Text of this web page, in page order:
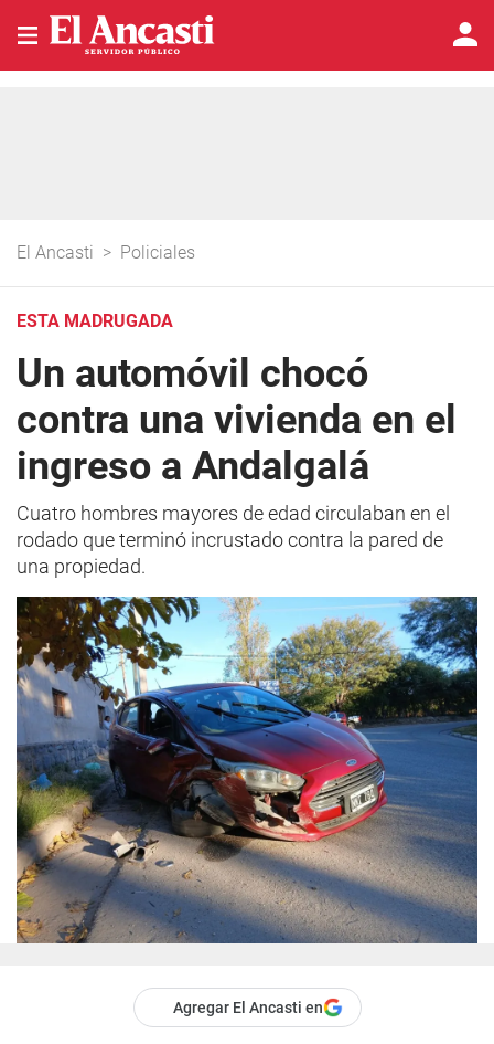
El Ancasti > Policiales
ESTA MADRUGADA
Un automóvil chocó
contra una vivienda en el
ingreso a Andalgalá
Cuatro hombres mayores de edad circulaban en el
rodado que terminó incrustado contra la pared de
una propiedad.
Agregar El Ancasti en